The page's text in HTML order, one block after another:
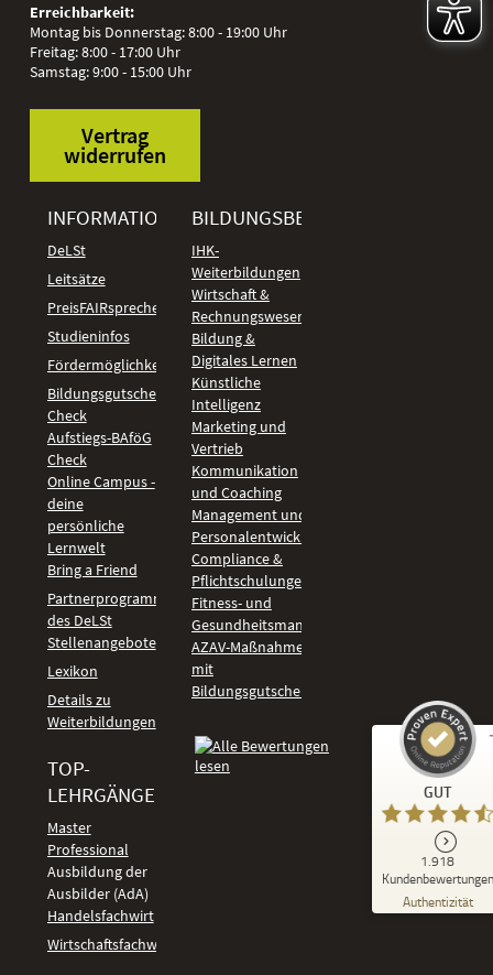
Erreichbarkeit:
Montag bis Donnerstag: 8:00 - 19:00 Uhr
Freitag: 8:00 - 17:00 Uhr
Samstag: 9:00 - 15:00 Uhr
Vertrag
widerrufen
INFORMATIONEN
DeLSt
Leitsätze
PreisFAIRsprechen
Studieninfos
Fördermöglichkeiten
Bildungsgutschein
Check
Aufstiegs-BAföG
Check
Online Campus -
deine
persönliche
Lernwelt
Bring a Friend
Partnerprogramm
des DeLSt
Stellenangebote
Lexikon
Details zu
Weiterbildungen
TOP-
LEHRGÄNGE
Master
Professional
Ausbildung der
Ausbilder (AdA)
Handelsfachwirt
Wirtschaftsfachwirt
BILDUNGSBEREICHE
IHK-
Weiterbildungen
Wirtschaft &
Rechnungswesen
Bildung &
Digitales Lernen
Künstliche
Intelligenz
Marketing und
Vertrieb
Kommunikation
und Coaching
Management und
Personalentwicklung
Compliance &
Pflichtschulungen
Fitness- und
Gesundheitsmanagement
AZAV-Maßnahmen
mit
Bildungsgutschein
GUT
1.918
Kundenbewertungen
Authentizität
Kundenbewertungen und Erfahrungen zu
DeLSt - Deutsches eLearning Studieninstitut
92
%
Empfehlungen auf
ProvenExpert.com